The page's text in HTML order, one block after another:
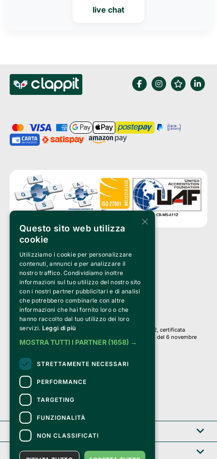
live chat
Clappit è un marchio di proprietà di:
Bemils Srl
a Socio Unico
Via Fosse Ardeatine, 4 -20092 Cinisello Balsamo (MI)
PI 05589050961
Iscr. C.C.I.A.A. Milano R.E.A. 1833471
© 2010-2025 Bemils Srl - Tutti i diritti riservati
Credits:
Clappit è basato sulla piattaforma di biglietteria Belive 6.2, certificata
dall’Agenzia delle Entrate con protocollo n. 2025/445474 del 6 novembre
2025.
Su Clappit i tuoi acquisti ed i tuoi dati
sono sicuri e protetti da un certificato SSL
con crittografia a 128 bit.
Clappit
Help center
×
Questo sito web utilizza
cookie
Utilizziamo i cookie per personalizzare
contenuti, annunci e per analizzare il
nostro traffico. Condividiamo inoltre
informazioni sul tuo utilizzo del nostro sito
con i nostri partner pubblicitari e di analisi
che potrebbero combinarle con altre
informazioni che hai fornito loro o che
hanno raccolto dal tuo utilizzo dei loro
servizi. Leggi di più
MOSTRA TUTTI I PARTNER (1658) →
STRETTAMENTE NECESSARI
PERFORMANCE
TARGETING
FUNZIONALITÀ
NON CLASSIFICATI